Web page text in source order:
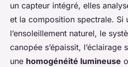
un capteur intégré, elles
et la composition spectrale. Si
l’ensoleillement naturel, le
canopée s’épaissit, l’éclairage
une homogénéité lumineuse